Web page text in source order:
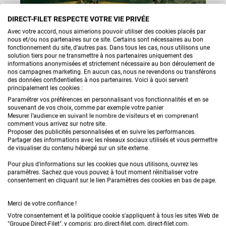
(220g/m²) par-dessus votre bâche plastique crée un
bouclier contre les becs de corbeaux, les rongeurs et
même la grêle.
LES ACCESSOIRES DE
PROTECTION SILO
SONT‑ILS COMPATIBLES
AVEC L’ENRUBANNAGE ?
combinés à vos solutions d’enrubannage ou de
roundballer pour renforcer l’étanchéité et la
protection du fourrage stocké, tout en facilitant la
mise en oeuvre.
DIRECT-FILET RESPECTE VOTRE VIE PRIVÉE
Avec votre accord, nous aimerions pouvoir utiliser des cookies placés par
nous et/ou nos partenaires sur ce site. Certains sont nécessaires au bon
fonctionnement du site, d'autres pas. Dans tous les cas, nous utilisons une
solution tiers pour ne transmettre à nos partenaires uniquement des
informations anonymisées et strictement nécessaire au bon déroulement de
nos campagnes marketing. En aucun cas, nous ne revendons ou transférons
des données confidentielles à nos partenaires. Voici à quoi servent
principalement les cookies :
Paramétrer vos préférences en personnalisant vos fonctionnalités et en se
souvenant de vos choix, comme par exemple votre panier
Mesurer l’audience en suivant le nombre de visiteurs et en comprenant
comment vous arrivez sur notre site.
Proposer des publicités personnalisées et en suivre les performances.
Partager des informations avec les réseaux sociaux utilisés et vous permettre
de visualiser du contenu hébergé sur un site externe.
Pour plus d'informations sur les cookies que nous utilisons, ouvrez les
paramètres. Sachez que vous pouvez à tout moment réinitialiser votre
consentement en cliquant sur le lien Paramètres des cookies en bas de page.
Merci de votre confiance !
Votre consentement et la politique cookie s'appliquent à tous les sites Web de
"Groupe Direct-Filet", y compris: pro.direct-filet.com, direct-filet.com.